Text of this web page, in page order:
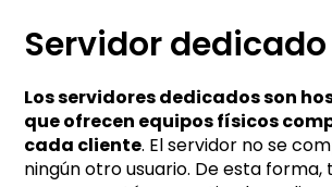
Servidor dedicado
Los servidores dedicados son
que ofrecen equipos físicos
cada cliente. El servidor no se
ningún otro usuario. De esta forma,